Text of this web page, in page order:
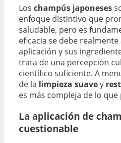
Los champús japoneses
enfoque distintivo que
saludable, pero es
eficacia se debe
aplicación y sus
trata de una percepción
científico suficiente. A
de la limpieza suavey
es más compleja de lo que
La aplicación de
cuestionable